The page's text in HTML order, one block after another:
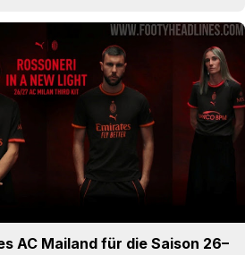
AC Mailand für die Saison 26–